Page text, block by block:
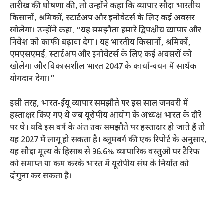
तारीख की घोषणा की, तो उन्होंने कहा कि व्यापार सौदा भारतीय
किसानों, श्रमिकों, स्टार्टअप और इनोवेटर्स के लिए कई अवसर
खोलेगा। उन्होंने कहा, “यह समझौता हमारे द्विपक्षीय व्यापार और
निवेश को काफी बढ़ावा देगा। यह भारतीय किसानों, श्रमिकों,
एमएसएमई, स्टार्टअप और इनोवेटर्स के लिए कई अवसरों को
खोलेगा और विकासशील भारत 2047 के कार्यान्वयन में सार्थक
योगदान देगा।”
इसी तरह, भारत-ईयू व्यापार समझौते पर इस साल जनवरी में
हस्ताक्षर किए गए थे जब यूरोपीय आयोग के अध्यक्ष भारत के दौरे
पर थे। यदि इस वर्ष के अंत तक समझौते पर हस्ताक्षर हो जाते हैं तो
यह 2027 में लागू हो सकता है। ब्लूमबर्ग की एक रिपोर्ट के अनुसार,
यह सौदा मूल्य के हिसाब से 96.6% व्यापारिक वस्तुओं पर टैरिफ
को समाप्त या कम करके भारत में यूरोपीय संघ के निर्यात को
दोगुना कर सकता है।